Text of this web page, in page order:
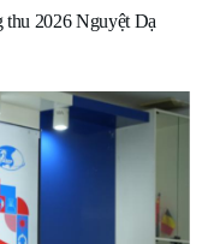
thu 2026 Nguyệt Dạ